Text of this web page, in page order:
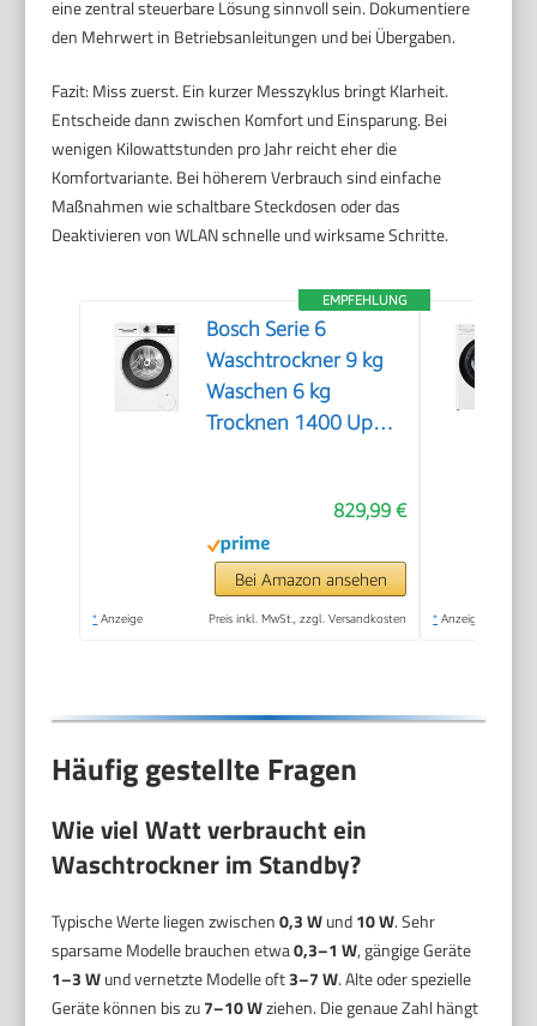
eine zentral steuerbare Lösung sinnvoll sein. Dokumentiere
den Mehrwert in Betriebsanleitungen und bei Übergaben.
Fazit: Miss zuerst. Ein kurzer Messzyklus bringt Klarheit.
Entscheide dann zwischen Komfort und Einsparung. Bei
wenigen Kilowattstunden pro Jahr reicht eher die
Komfortvariante. Bei höherem Verbrauch sind einfache
Maßnahmen wie schaltbare Steckdosen oder das
Deaktivieren von WLAN schnelle und wirksame Schritte.
EMPFEHLUNG
Bosch Serie 6
Waschtrockner 9 kg
Waschen 6 kg
Trocknen 1400 UpM
829,99 €
Bei Amazon ansehen
* Anzeige Preis inkl. MwSt., zzgl. Versandkosten * Anzeige
Häufig gestellte Fragen
Wie viel Watt verbraucht ein
Waschtrockner im Standby?
Typische Werte liegen zwischen0,3 Wund10 W. Sehr
sparsame Modelle brauchen etwa0,3–1 W, gängige Geräte
1–3 Wund vernetzte Modelle oft3–7 W. Alte oder spezielle
Geräte können bis zu7–10 Wziehen. Die genaue Zahl hängt